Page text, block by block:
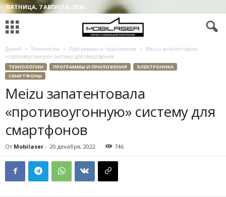
ПЯТНИЦА, 7 АВГУСТА, 2026
Домой Технологии Программы и приложения
Meizu запатентовала
«противоугонную» систему для смартфонов
ТЕХНОЛОГИИ ПРОГРАММЫ И ПРИЛОЖЕНИЯ
ЭЛЕКТРОНИКА
СМАРТФОНЫ
Meizu запатентовала
«противоугонную» систему для
смартфонов
От Mobilaser - 20 декабря, 2022 746